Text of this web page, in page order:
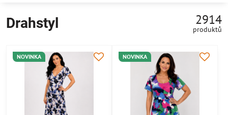
Drahstyl 2914
produktů
NOVINKA NOVINKA